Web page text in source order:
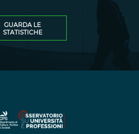
GUARDA LE
STATISTICHE